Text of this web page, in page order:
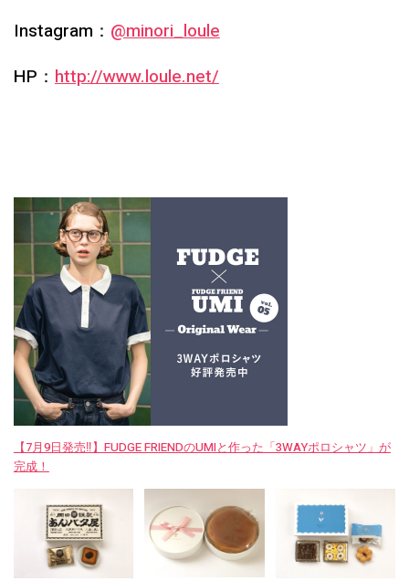
Instagram： @minori_loule
HP： http://www.loule.net/
【7月9日発売‼︎】FUDGE FRIENDのUMIと作った「3WAYポロシャツ」が
完成！